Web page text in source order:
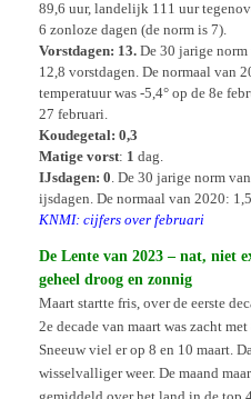
89,6 uur, landelijk 111 uur
6 zonloze dagen (de norm is 7).
Vorstdagen: 13. De 30 jarige
12,8 vorstdagen. De normaal van
temperatuur was -5,4° op de 8e
27 februari.
Koudegetal: 0,3
Matige vorst: 1 dag.
IJsdagen: 0. De 30 jarige norm
ijsdagen. De normaal van 2020:
KNMI: cijfers over februari
De Lente van 2023 – nat, niet
geheel droog en zonnig
Maart startte fris, over de eerste
2e decade van maart was zacht
Sneeuw viel er op 8 en 10 maart.
wisselvalliger weer. De maand